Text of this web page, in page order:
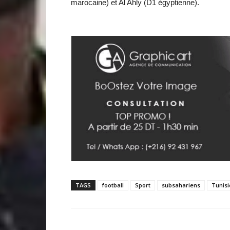
marocaine) et Al Ahly (D1 égyptienne).
TAGS football Sport subsahariens